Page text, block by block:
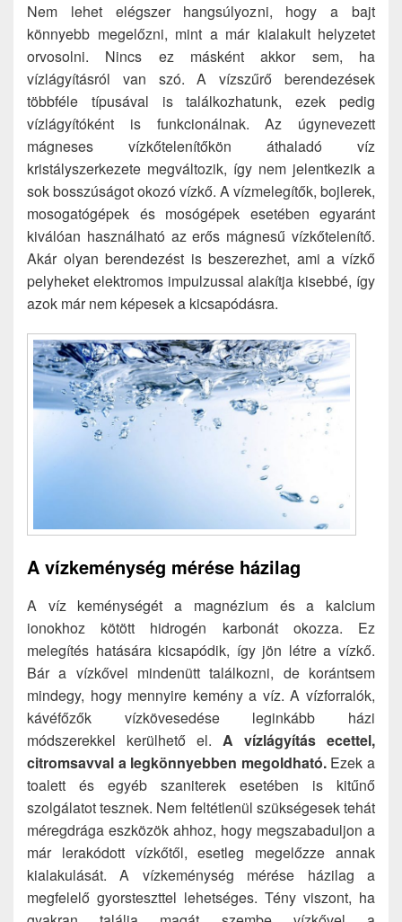
Nem lehet elégszer hangsúlyozni, hogy a bajt
könnyebb megelőzni, mint a már kialakult helyzetet
orvosolni. Nincs ez másként akkor sem, ha
vízlágyításról van szó. A vízszűrő berendezések
többféle típusával is találkozhatunk, ezek pedig
vízlágyítóként is funkcionálnak. Az úgynevezett
mágneses vízkőtelenítőkön áthaladó víz
kristályszerkezete megváltozik, így nem jelentkezik a
sok bosszúságot okozó vízkő. A vízmelegítők, bojlerek,
mosogatógépek és mosógépek esetében egyaránt
kiválóan használható az erős mágnesű vízkőtelenítő.
Akár olyan berendezést is beszerezhet, ami a vízkő
pelyheket elektromos impulzussal alakítja kisebbé, így
azok már nem képesek a kicsapódásra.
A vízkeménység mérése házilag
A víz keménységét a magnézium és a kalcium
ionokhoz kötött hidrogén karbonát okozza. Ez
melegítés hatására kicsapódik, így jön létre a vízkő.
Bár a vízkővel mindenütt találkozni, de korántsem
mindegy, hogy mennyire kemény a víz. A vízforralók,
kávéfőzők vízkövesedése leginkább házi
módszerekkel kerülhető el. A vízlágyítás ecettel,
citromsavval a legkönnyebben megoldható.Ezek a
toalett és egyéb szaniterek esetében is kitűnő
szolgálatot tesznek. Nem feltétlenül szükségesek tehát
méregdrága eszközök ahhoz, hogy megszabaduljon a
már lerakódott vízkőtől, esetleg megelőzze annak
kialakulását. A vízkeménység mérése házilag a
megfelelő gyorsteszttel lehetséges. Tény viszont, ha